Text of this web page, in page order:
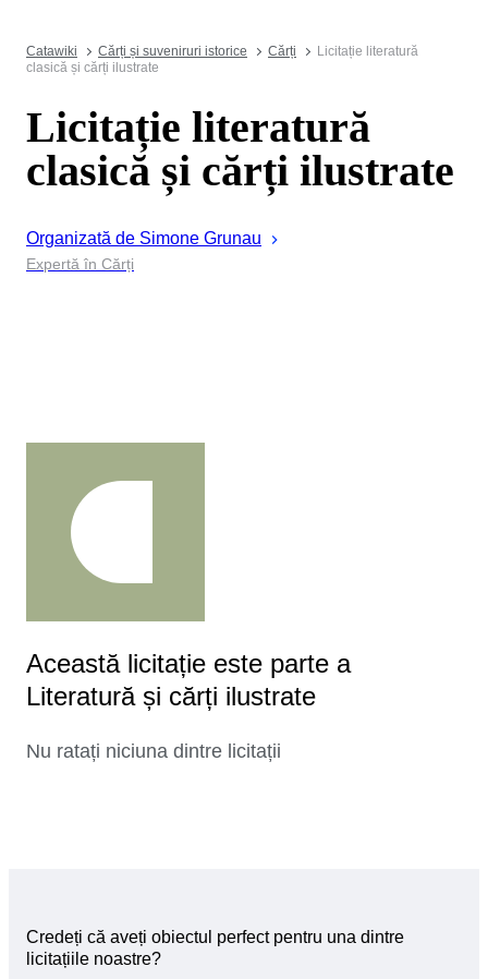
Catawiki Cărți și suveniruri istorice Cărți
Licitație literatură
clasică și cărți ilustrate
Licitație literatură
clasică și cărți ilustrate
Organizată de Simone Grunau
Expertă în Cărți
Această licitație este parte a
Literatură și cărți ilustrate
Nu ratați niciuna dintre licitații
Credeți că aveți obiectul perfect pentru una dintre
licitațiile noastre?